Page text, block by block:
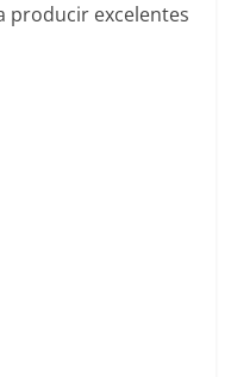
producir excelentes